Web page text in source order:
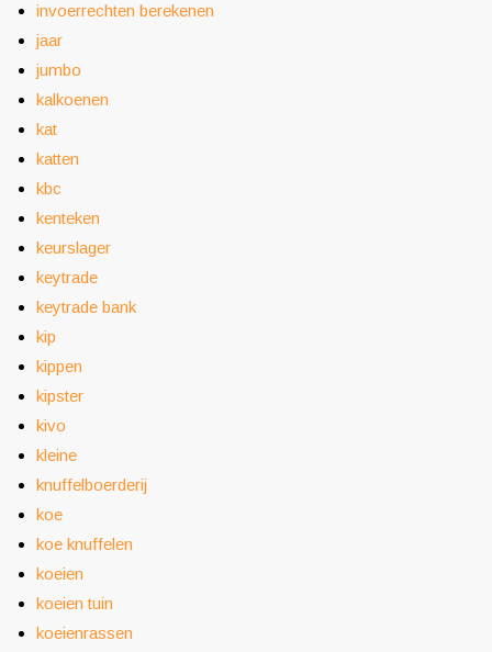
invoerrechten berekenen
jaar
jumbo
kalkoenen
kat
katten
kbc
kenteken
keurslager
keytrade
keytrade bank
kip
kippen
kipster
kivo
kleine
knuffelboerderij
koe
koe knuffelen
koeien
koeien tuin
koeienrassen